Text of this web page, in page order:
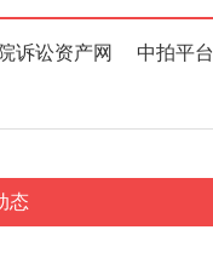
诉讼资产网 中拍平台
态